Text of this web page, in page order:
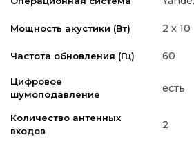
Мощность акустики (Вт) 2 х 10
Частота обновления (Гц) 60
Цифровое
шумоподавление
есть
Количество антенных
входов
2